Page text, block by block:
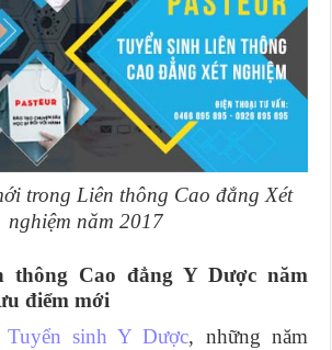
trong Liên thông Cao đẳng Xét
nghiệm năm 2017
thông Cao đẳng Y Dược năm
điểm mới
Tuyển sinh Y Dược, những năm